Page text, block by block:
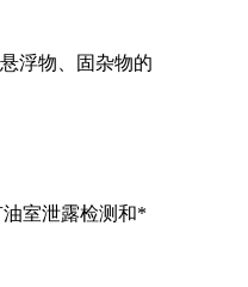
浮物、固杂物的
室泄露检测和*